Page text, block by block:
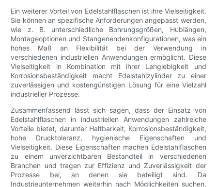
Ein weiterer Vorteil von Edelstahlflaschen ist ihre Vielseitigkeit.
Sie können an spezifische Anforderungen angepasst werden,
wie z. B. unterschiedliche Bohrungsgrößen, Hublängen,
Montageoptionen und Stangenendenkonfigurationen, was ein
hohes Maß an Flexibilität bei der Verwendung in
verschiedenen industriellen Anwendungen ermöglicht. Diese
Vielseitigkeit in Kombination mit ihrer Langlebigkeit und
Korrosionsbeständigkeit macht Edelstahlzylinder zu einer
zuverlässigen und kostengünstigen Lösung für eine Vielzahl
industrieller Prozesse.
Zusammenfassend lässt sich sagen, dass der Einsatz von
Edelstahlflaschen in industriellen Anwendungen zahlreiche
Vorteile bietet, darunter Haltbarkeit, Korrosionsbeständigkeit,
hohe Drucktoleranz, hygienische Eigenschaften und
Vielseitigkeit. Diese Eigenschaften machen Edelstahlflaschen
zu einem unverzichtbaren Bestandteil in verschiedenen
Branchen und tragen zur Effizienz und Zuverlässigkeit der
Prozesse bei, an denen sie beteiligt sind. Da
Industrieunternehmen weiterhin nach Möglichkeiten suchen,